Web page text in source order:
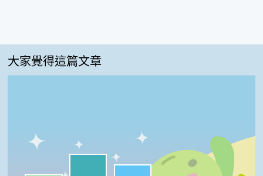
大家覺得這篇文章
我喜歡:41%